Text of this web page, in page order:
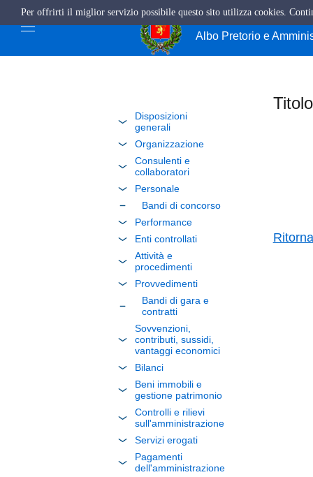
Comune di
Albo Pretorio e
Disposizioni
generali
Organizzazione
Consulenti e
collaboratori
Personale
Bandi di concorso
Performance
Enti controllati
Attività e
procedimenti
Provvedimenti
Bandi di gara e
contratti
Sovvenzioni,
contributi, sussidi,
vantaggi economici
Bilanci
Beni immobili e
gestione patrimonio
Controlli e rilievi
sull'amministrazione
Servizi erogati
Pagamenti
dell'amministrazione
Titolo
Per offrirti il miglior servizio possibile questo sito utilizza cookies.